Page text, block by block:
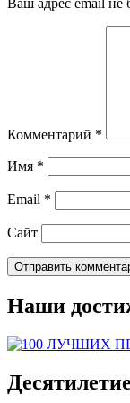
Ваш адрес email не
Комментарий *
Имя *
Email *
Сайт
Наши